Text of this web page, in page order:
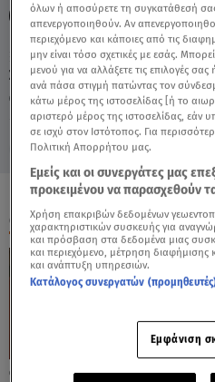
Σάββατο 8 Αυγούστου 2026
02.10.23, 12:51 MEDIA
ΝΙΚΟΣ ΚΟΚΛΩΝΗΣ
ΟΛΑ ΤΑ ΒΙΝΤΕΟ
Cash or Trash: Η Μάρω
όλων ή αποσύρετε τη συγκατάθεσή
απενεργοποιηθούν. Αν
περιεχόμενο και κάποιες από τις
μην είναι τόσο σχετικές με εσάς.
μενού για να αλλάξετε τις επιλογές
ανά πάσα στιγμή πατώντας τον
κάτω μέρος της ιστοσελίδας [ή το
αριστερό μέρος της ιστοσελίδας, εάν
σε ισχύ στον Ιστότοπος. Για
Πολιτική Απορρήτου μας.
Εμείς και οι συνεργάτες μας
προκειμένου να παρασχεθούν
Χρήση επακριβών δεδομένων
χαρακτηριστικών συσκευής για
και πρόσβαση στα δεδομένα μιας
και περιεχόμενο, μέτρηση διαφήμισης
και ανάπτυξη υπηρεσιών.
Κατάλογος συνεργατών
Εμφάνιση